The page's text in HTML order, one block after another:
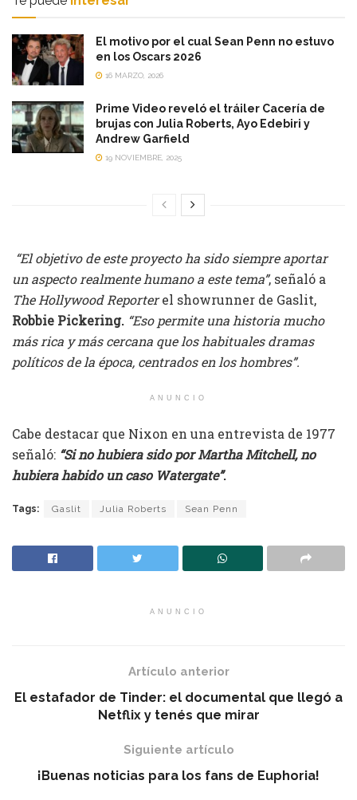
El motivo por el cual Sean Penn no estuvo
en los Oscars 2026
16 MARZO, 2026
Prime Video reveló el tráiler Cacería de
brujas con Julia Roberts, Ayo Edebiri y
Andrew Garfield
19 NOVIEMBRE, 2025
“El objetivo de este proyecto ha sido siempre aportar
un aspecto realmente humano a este tema”, señaló a
The Hollywood Reporterel showrunner de Gaslit,
Robbie Pickering. “Eso permite una historia mucho
más rica y más cercana que los habituales dramas
políticos de la época, centrados en los hombres”.
ANUNCIO
Cabe destacar que Nixon en una entrevista de 1977
señaló: “Si no hubiera sido por Martha Mitchell, no
hubiera habido un caso Watergate”.
Tags: Gaslit Julia Roberts Sean Penn
ANUNCIO
Artículo anterior
El estafador de Tinder: el documental que llegó a
Netflix y tenés que mirar
Siguiente artículo
¡Buenas noticias para los fans de Euphoria!